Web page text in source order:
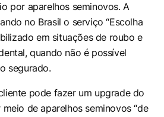
por aparelhos seminovos. A
no Brasil o serviço “Escolha
em situações de roubo e
quando não é possível
segurado.
pode fazer um upgradedo
de aparelhos seminovos “de